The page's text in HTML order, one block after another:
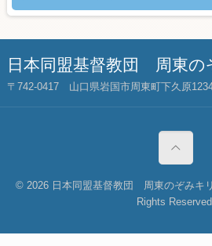
日本同盟基督教団 周東の
〒742-0417 山口県岩国市周東町下久原
© 2026 日本同盟基督教団 周東のぞみキ
Rights